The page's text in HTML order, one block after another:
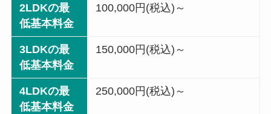
2LDKの最
低基本料金
100,000円(税込)～
3LDKの最
低基本料金
150,000円(税込)～
4LDKの最
低基本料金
250,000円(税込)～